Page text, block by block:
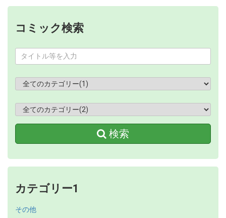
コミック検索
検索
カテゴリー1
その他